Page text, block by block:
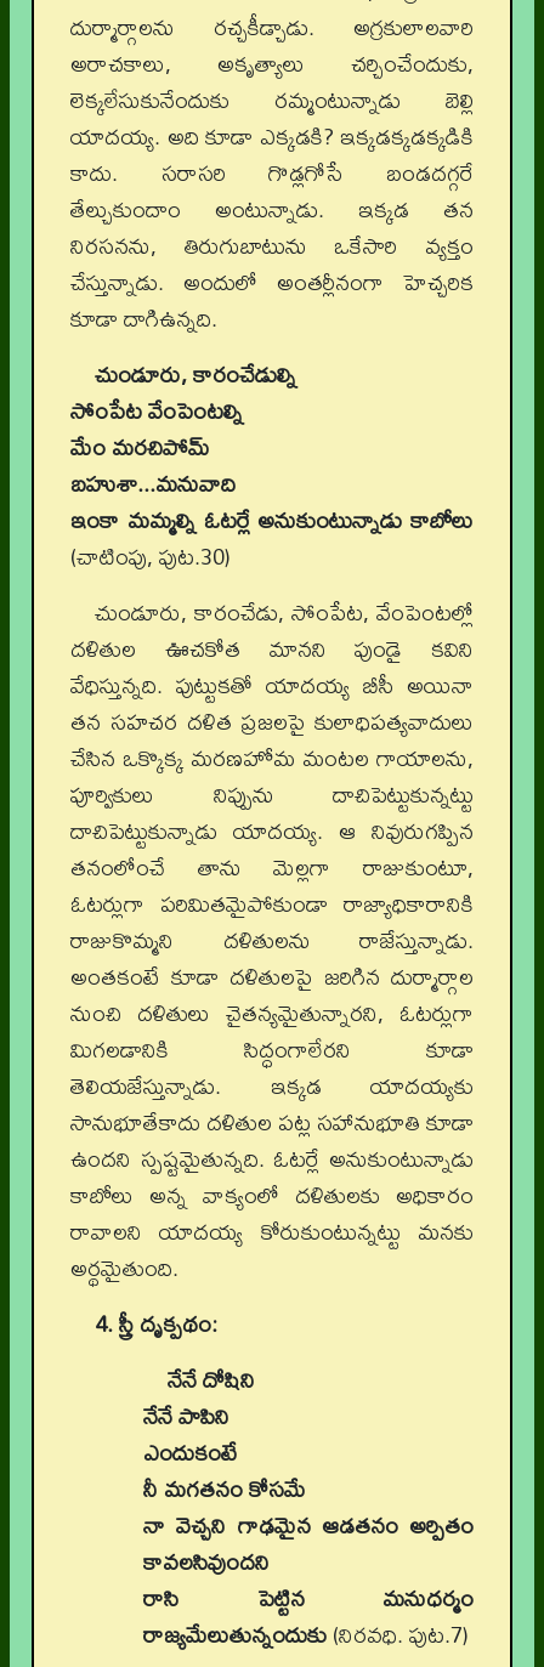
దుర్మార్గాలను రచ్చకీడ్చాడు. అగ్రకులాలవారి
అరాచకాలు, అకృత్యాలు చర్చించేందుకు,
లెక్కలేసుకునేందుకు రమ్మంటున్నాడు బెల్లి
యాదయ్య. అది కూడా ఎక్కడకి? ఇక్కడక్కడక్కడికి
కాదు. సరాసరి గొడ్లగోసే బండదగ్గరే
తేల్చుకుందాం అంటున్నాడు. ఇక్కడ తన
నిరసనను, తిరుగుబాటును ఒకేసారి వ్యక్తం
చేస్తున్నాడు. అందులో అంతర్లీనంగా హెచ్చరిక
కూడా దాగిఉన్నది.
చుండూరు, కారంచేడుల్ని
సోంపేట వేంపెంటల్ని
మేం మరచిపోమ్
బహుశా...మనువాది
ఇంకా మమ్మల్ని ఓటర్లే అనుకుంటున్నాడు కాబోలు
(చాటింపు, పుట.30)
చుండూరు, కారంచేడు, సోంపేట, వేంపెంటల్లో
దళితుల ఊచకోత మానని పుండై కవిని
వేధిస్తున్నది. పుట్టుకతో యాదయ్య బీసీ అయినా
తన సహచర దళిత ప్రజలపై కులాధిపత్యవాదులు
చేసిన ఒక్కొక్క మరణహోమ మంటల గాయాలను,
పూర్వికులు నిప్పును దాచిపెట్టుకున్నట్టు
దాచిపెట్టుకున్నాడు యాదయ్య. ఆ నివురుగప్పిన
తనంలోంచే తాను మెల్లగా రాజుకుంటూ,
ఓటర్లుగా పరిమితమైపోకుండా రాజ్యాధికారానికి
రాజుకొమ్మని దళితులను రాజేస్తున్నాడు.
అంతకంటే కూడా దళితులపై జరిగిన దుర్మార్గాల
నుంచి దళితులు చైతన్యమైతున్నారని, ఓటర్లుగా
మిగలడానికి సిద్ధంగాలేరని కూడా
తెలియజేస్తున్నాడు. ఇక్కడ యాదయ్యకు
సానుభూతేకాదు దళితుల పట్ల సహానుభూతి కూడా
ఉందని స్పష్టమైతున్నది. ఓటర్లే అనుకుంటున్నాడు
కాబోలు అన్న వాక్యంలో దళితులకు అధికారం
రావాలని యాదయ్య కోరుకుంటున్నట్టు మనకు
అర్థమైతుంది.
4. స్త్రీ దృక్పథం:
నేనే దోషిని
నేనే పాపిని
ఎందుకంటే
నీ మగతనం కోసమే
నా వెచ్చని గాఢమైన ఆడతనం అర్పితం
కావలసివుందని
రాసి పెట్టిన మనుధర్మం
రాజ్యమేలుతున్నందుకు(నిరవధి. పుట.7)